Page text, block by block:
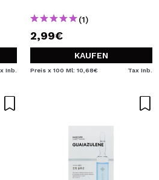
Inb.
(1)
2,99€
KAUFEN
Preis x 100 Ml: 10,68€ Tax Inb.